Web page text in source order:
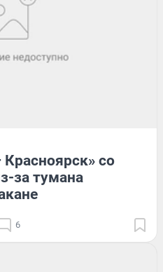
со
за тумана
6